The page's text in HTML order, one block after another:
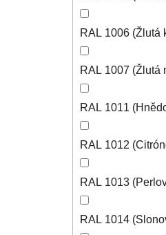
RAL 1006 (Žlutá
RAL 1007 (Žlutá
RAL 1011
RAL 1012
RAL 1013
RAL 1014